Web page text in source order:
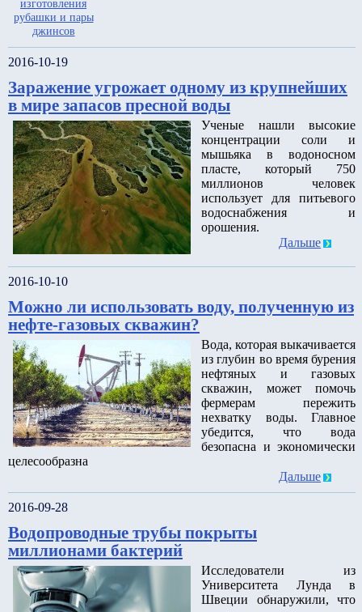
2016-10-19
Заражение угрожает одному из крупнейших
в мире запасов пресной воды
Ученые нашли высокие
концентрации соли и
мышьяка в водоносном
пласте, который 750
миллионов человек
использует для питьевого
водоснабжения и
орошения.
Дальше
2016-10-10
Можно ли использовать воду, полученную из
нефте-газовых скважин?
Вода, которая выкачивается
из глубин во время бурения
нефтяных и газовых
скважин, может помочь
фермерам пережить
нехватку воды. Главное
убедится, что вода
безопасна и экономически
целесообразна
Дальше
2016-09-28
Водопроводные трубы покрыты
миллионами бактерий
Исследователи из
Университета Лунда в
Швеции обнаружили, что